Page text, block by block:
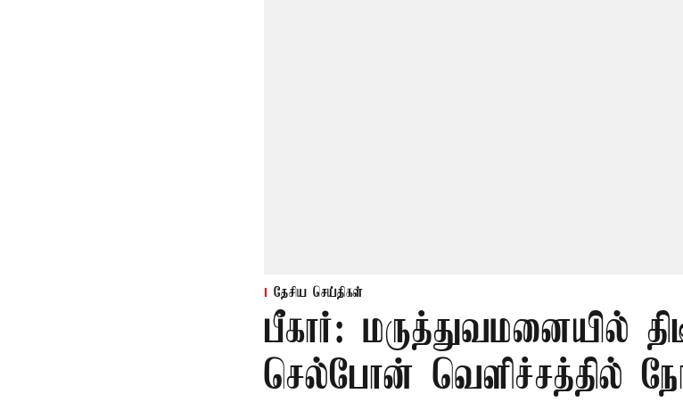
தேசிய செய்திகள்
பீகார்: மருத்துவமனையில்
செல்போன் வெளிச்சத்தில்